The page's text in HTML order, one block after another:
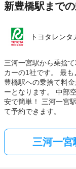
新豊橋駅まで
トヨタレンタ
三河一宮駅から乗捨
カーの1社です。 最も
豊橋駅への乗捨て料
ーとなります。 中部
安で簡単！ 三河一宮
て予約できます。
三河一宮